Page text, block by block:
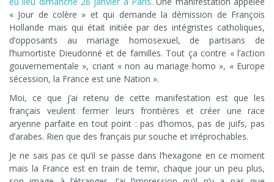
« Jour de colère » et qui demande la démission de François
Hollande mais qui était initiée par des intégristes catholiques,
d’opposants au mariage homosexuel, de partisans de
l’humortiste Dieudonné et de familles. Tout ça contre « l’action
gouvernementale », criant « non au mariage homo », « Europe
sécession, la France est une Nation ».
Moi, ce que j’ai retenu de cette manifestation est que les
français veulent fermer leurs frontières et créer une race
aryenne parfaite en tout point : pas d’homos, pas de juifs, pas
d’arabes. Rien que des français pur souche et irréprochables.
Je ne sais pas ce qu’il se passe dans l’hexagone en ce moment
mais la France est en train de ternir, chaque jour un peu plus,